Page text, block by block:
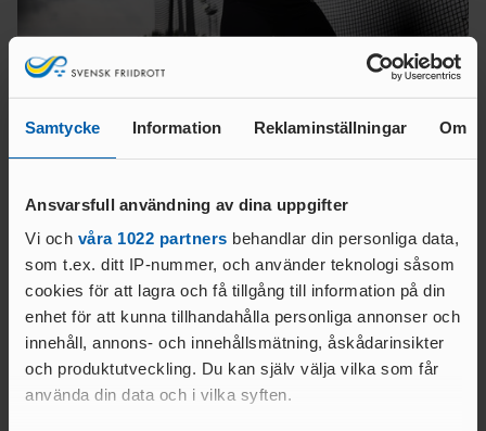
Samtycke Information Reklaminställningar Om
Ansvarsfull användning av dina uppgifter
Vi och våra 1022 partners behandlar din personliga data,
som t.ex. ditt IP-nummer, och använder teknologi såsom
cookies för att lagra och få tillgång till information på din
enhet för att kunna tillhandahålla personliga annonser och
innehåll, annons- och innehållsmätning, åskådarinsikter
och produktutveckling. Du kan själv välja vilka som får
använda din data och i vilka syften.
Karlssonfrån KFUM Örebro som stannade på 40.62 denna dag.